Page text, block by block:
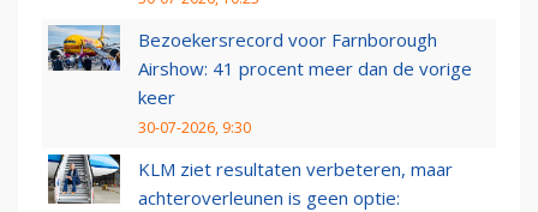
Bezoekersrecord voor Farnborough
Airshow: 41 procent meer dan de vorige
keer
30-07-2026, 9:30
KLM ziet resultaten verbeteren, maar
achteroverleunen is geen optie: